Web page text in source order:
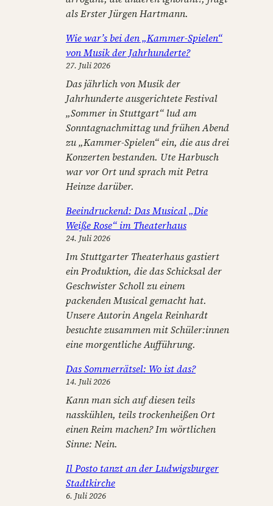
als Erster Jürgen Hartmann.
Wie war’s bei den „Kammer-Spielen“
von Musik der Jahrhunderte?
27. Juli 2026
Das jährlich von Musik der
Jahrhunderte ausgerichtete Festival
„Sommer in Stuttgart“ lud am
Sonntagnachmittag und frühen Abend
zu „Kammer-Spielen“ ein, die aus drei
Konzerten bestanden. Ute Harbusch
war vor Ort und sprach mit Petra
Heinze darüber.
Beeindruckend: Das Musical „Die
Weiße Rose“ im Theaterhaus
24. Juli 2026
Im Stuttgarter Theaterhaus gastiert
ein Produktion, die das Schicksal der
Geschwister Scholl zu einem
packenden Musical gemacht hat.
Unsere Autorin Angela Reinhardt
besuchte zusammen mit Schüler:innen
eine morgentliche Aufführung.
Das Sommerrätsel: Wo ist das?
14. Juli 2026
Kann man sich auf diesen teils
nasskühlen, teils trockenheißen Ort
einen Reim machen? Im wörtlichen
Sinne: Nein.
Il Posto tanzt an der Ludwigsburger
Stadtkirche
6. Juli 2026